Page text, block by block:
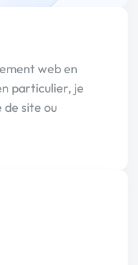
web en
particulier, je
de site ou